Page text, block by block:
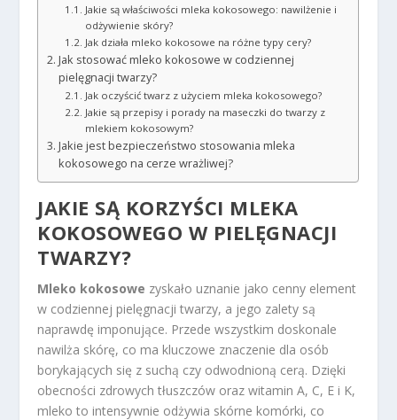
Jakie są właściwości mleka kokosowego: nawilżenie i
odżywienie skóry?
Jak działa mleko kokosowe na różne typy cery?
Jak stosować mleko kokosowe w codziennej
pielęgnacji twarzy?
Jak oczyścić twarz z użyciem mleka kokosowego?
Jakie są przepisy i porady na maseczki do twarzy z
mlekiem kokosowym?
Jakie jest bezpieczeństwo stosowania mleka
kokosowego na cerze wrażliwej?
JAKIE SĄ KORZYŚCI MLEKA
KOKOSOWEGO W PIELĘGNACJI
TWARZY?
Mleko kokosowe zyskało uznanie jako cenny element
w codziennej pielęgnacji twarzy, a jego zalety są
naprawdę imponujące. Przede wszystkim doskonale
nawilża skórę, co ma kluczowe znaczenie dla osób
borykających się z suchą czy odwodnioną cerą. Dzięki
obecności zdrowych tłuszczów oraz witamin A, C, E i K,
mleko to intensywnie odżywia skórne komórki, co